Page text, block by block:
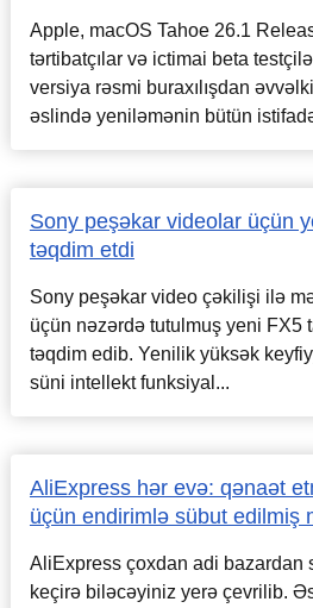
Apple, macOS Tahoe 26.1
tərtibatçılar və ictimai beta
versiya rəsmi buraxılışdan
əslində yeniləmənin bütün
Sony peşəkar videolar üçün
təqdim etdi
Sony peşəkar video çəkilişi ilə
üçün nəzərdə tutulmuş yeni FX5
təqdim edib. Yenilik yüksək
süni intellekt funksiyal...
AliExpress hər evə: qənaət
üçün endirimlə sübut edilmiş
AliExpress çoxdan adi bazardan
keçirə biləcəyiniz yerə çevrilib.